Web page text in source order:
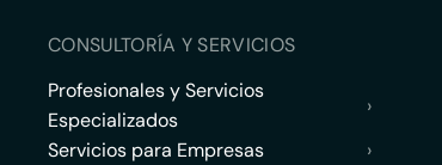
CONSULTORÍA Y SERVICIOS
Profesionales y Servicios
Especializados
›
Servicios para Empresas
›